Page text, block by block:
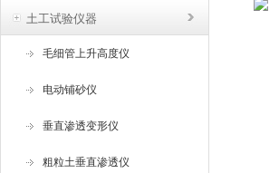
土工试验仪器
毛细管上升高度仪
电动铺砂仪
垂直渗透变形仪
粗粒土垂直渗透仪